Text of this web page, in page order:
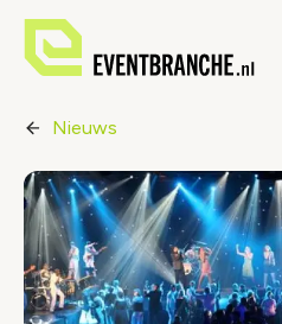
Nieuws